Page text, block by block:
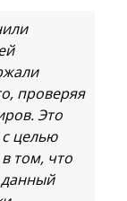
проверяя
Это
целью
том, что